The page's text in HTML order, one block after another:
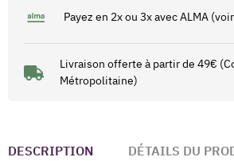
Payez en 2x ou 3x avec ALMA
Livraison offerte à partir de 49€
Métropolitaine)
DESCRIPTION DÉTAILS DU